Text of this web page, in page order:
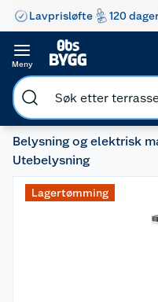
Lavprisløfte 120
Meny
Belysning og elektrisk
Utebelysning
Lagertømming